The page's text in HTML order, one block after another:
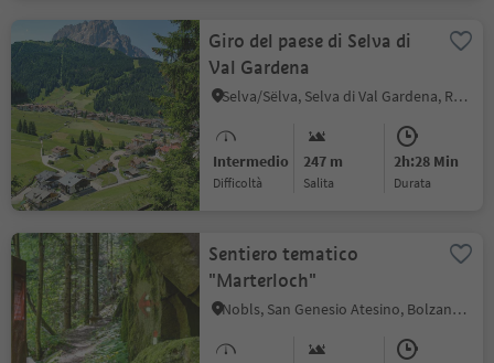
Giro del paese di Selva di
Val Gardena
Selva/Sëlva, Selva di Val Gardena, Regione dolomitica Val Gardena
Intermedio
Difficoltà
247 m
Salita
2h:28 Min
durata
Sentiero tematico
"Marterloch"
Nobls, San Genesio Atesino, Bolzano e dintorni